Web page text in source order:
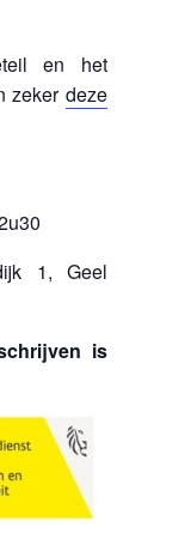
en het
zeker deze
1, Geel
is